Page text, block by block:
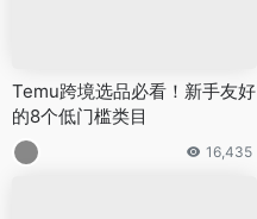
Temu跨境选品必看！新手友好
的8个低门槛类目
16,435